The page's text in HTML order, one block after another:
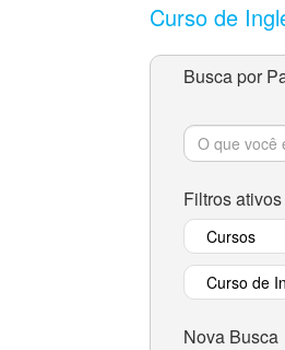
Curso de
Busca por
Filtros ativos
Cursos
Curso de
Nova Busca